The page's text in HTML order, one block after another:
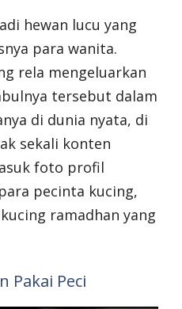
hewan lucu yang
para wanita.
rela mengeluarkan
tersebut dalam
di dunia nyata, di
sekali konten
foto profil
pecinta kucing,
ramadhan yang
Pakai Peci